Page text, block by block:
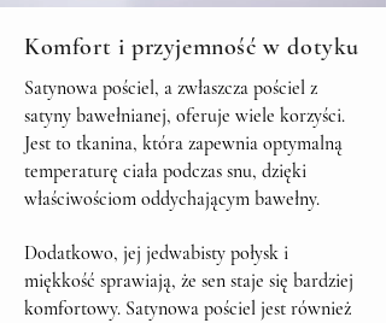
Komfort i przyjemność w dotyku
Satynowa pościel, a zwłaszcza pościel z
satyny bawełnianej, oferuje wiele korzyści.
Jest to tkanina, która zapewnia optymalną
temperaturę ciała podczas snu, dzięki
właściwościom oddychającym bawełny.
Dodatkowo, jej jedwabisty połysk i
miękkość sprawiają, że sen staje się bardziej
komfortowy. Satynowa pościel jest również